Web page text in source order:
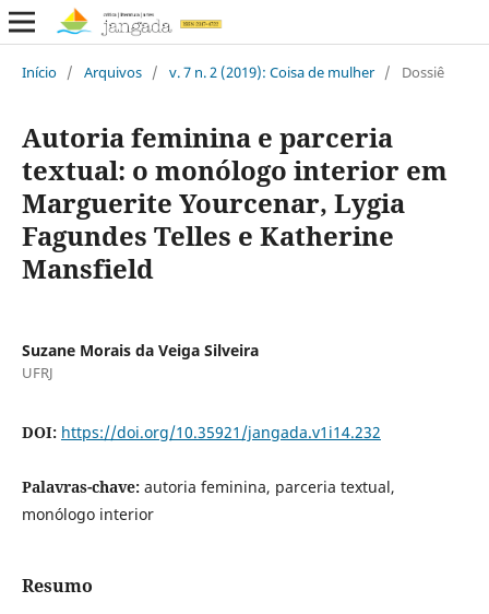
Início / Arquivos / v. 7 n. 2 (2019): Coisa de mulher / Dossiê
Autoria feminina e parceria
textual: o monólogo interior em
Marguerite Yourcenar, Lygia
Fagundes Telles e Katherine
Mansfield
Suzane Morais da Veiga Silveira
UFRJ
DOI: https://doi.org/10.35921/jangada.v1i14.232
Palavras-chave: autoria feminina, parceria textual,
monólogo interior
Resumo